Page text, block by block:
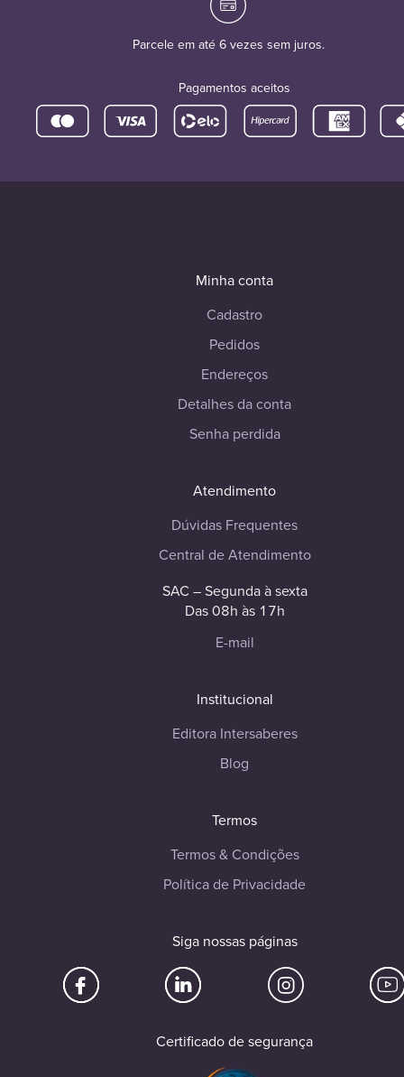
Parcele em até 6 vezes sem juros.
Pagamentos aceitos
Minha conta
Cadastro
Pedidos
Endereços
Detalhes da conta
Senha perdida
Atendimento
Dúvidas Frequentes
Central de Atendimento
SAC – Segunda à sexta
Das 08h às 17h
E-mail
Institucional
Editora Intersaberes
Blog
Termos
Termos & Condições
Política de Privacidade
Siga nossas páginas
Certificado de segurança